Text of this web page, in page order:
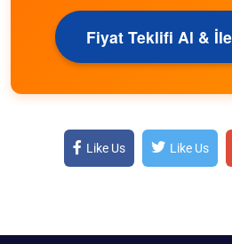
Fiyat Teklifi Al &
Like Us Like Us